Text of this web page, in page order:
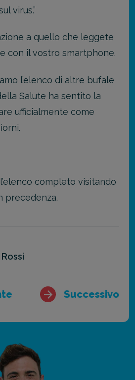
virus.”
a quello che leggete
con il vostro smartphone.
l’elenco di altre bufale
Salute ha sentito la
ufficialmente come
completo visitando
precedenza.
Successivo